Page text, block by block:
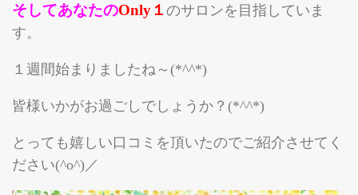
ゲットレディー紹介
店舗紹介
西条店
船町店
そしてあなたのOnly１ のサロンを目指していま
す。
１週間始まりましたね～(*^^*)
皆様いかがお過ごしでしょうか？(*^^*)
とっても嬉しい口コミを頂いたのでご紹介させてく
ださい(^o^)／